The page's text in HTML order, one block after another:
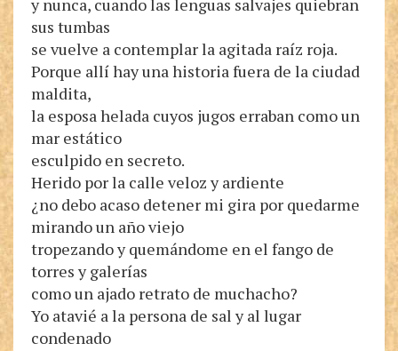
y nunca, cuando las lenguas salvajes quiebran
sus tumbas
se vuelve a contemplar la agitada raíz roja.
Porque allí hay una historia fuera de la ciudad
maldita,
la esposa helada cuyos jugos erraban como un
mar estático
esculpido en secreto.
Herido por la calle veloz y ardiente
¿no debo acaso detener mi gira por quedarme
mirando un año viejo
tropezando y quemándome en el fango de
torres y galerías
como un ajado retrato de muchacho?
Yo atavié a la persona de sal y al lugar
condenado